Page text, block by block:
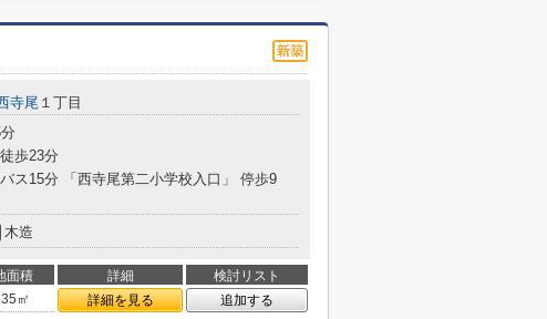
寺尾 １丁目
歩23分
バス15分 「西寺尾第二小学校入口」 停歩9
木造
面積 詳細
検討リスト
㎡ 詳細を見る 追加する